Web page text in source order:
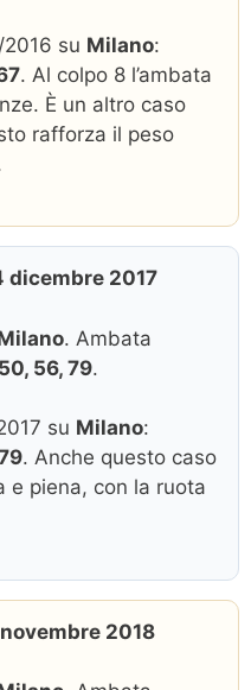
su Milano:
. Al colpo 8 l’ambata
È un altro caso
rafforza il peso
dicembre 2017
. Ambata
50, 56, 79.
su Milano:
. Anche questo caso
e piena, con la ruota
2018